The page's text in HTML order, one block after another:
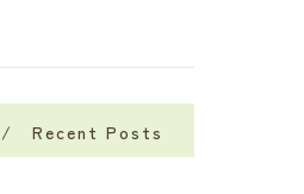
Recent Posts